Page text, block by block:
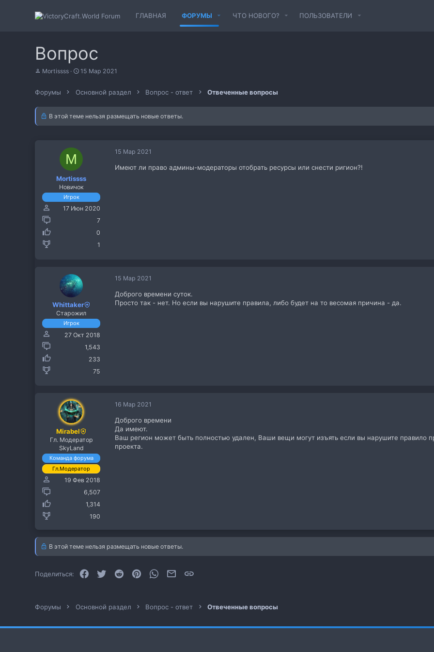
ГЛАВНАЯ ФОРУМЫ ЧТО НОВОГО? ПОЛЬЗОВАТЕЛИ
Вопрос
А
о
т
е
Mortissss
Д
а
ч
15 Мар 2021
Форумы Основной раздел Вопрос - ответ Отвеченные вопросы
В этой теме нельзя размещать новые ответы.
M
Mortissss
Новичок
Игрок
17 Июн 2020
7
0
1
15 Мар 2021
Имеют ли право админы-модераторы отобрать ресурсы или снести ригион?!
Whittaker
Старожил
Игрок
27 Окт 2018
1,543
233
75
15 Мар 2021
Доброго времени суток.
Просто так - нет. Но если вы нарушите правила, либо будет на то весомая причина - да.
Mirabel
Гл. Модератор
SkyLand
Команда форума
Гл.Модератор
19 Фев 2018
6,507
1,314
190
16 Мар 2021
Доброго времени
Да имеют.
Ваш регион может быть полностью удален, Ваши вещи могут изъять если вы нарушите правило
проекта.
В этой теме нельзя размещать новые ответы.
Поделиться: Facebook
Twitter Reddit PinterestWhatsAppЭлектронная почта
Форумы Основной раздел Вопрос - ответ Отвеченные вопросы